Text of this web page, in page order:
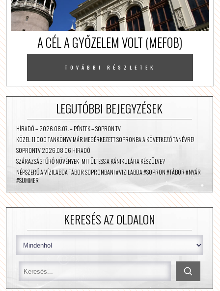
A CÉL A GYŐZELEM VOLT (MEFOB)
TOVÁBBI RÉSZLETEK
LEGUTÓBBI BEJEGYZÉSEK
HÍRADÓ – 2026.08.07. – PÉNTEK – SOPRON TV
KÖZEL 11 000 TANKÖNYV MÁR MEGÉRKEZETT SOPRONBA A KÖVETKEZŐ TANÉVRE!
SOPRONTV 2026.08.06 HIRADÓ
SZÁRAZSÁGTŰRŐ NÖVÉNYEK: MIT ÜLTESS A KÁNIKULÁRA KÉSZÜLVE?
NÉPSZERŰ A VÍZILABDA TÁBOR SOPRONBAN! #VIZILABDA #SOPRON #TÁBOR #NYÁR
#SUMMER
KERESÉS AZ OLDALON